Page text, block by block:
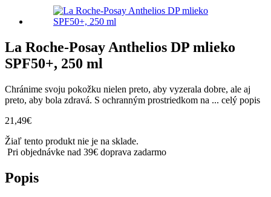
La Roche-Posay Anthelios DP mlieko
SPF50+, 250 ml
Chránime svoju pokožku nielen preto, aby vyzerala dobre, ale aj
preto, aby bola zdravá. S ochranným prostriedkom na ... celý popis
21,49€
Žiaľ tento produkt nie je na sklade.
Pri objednávke nad 39€ doprava zadarmo
Popis